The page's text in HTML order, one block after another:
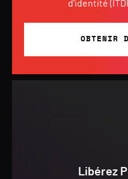
d'identité
OBTENIR
Libérez